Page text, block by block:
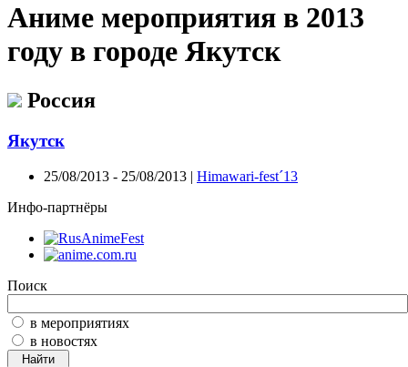
Аниме мероприятия в 2013
году в городе Якутск
Россия
Якутск
25/08/2013 - 25/08/2013 | Himawari-fest´13
Инфо-партнёры
Поиск
в мероприятиях
в новостях